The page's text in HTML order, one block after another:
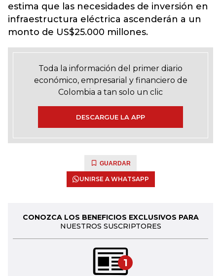
estima que las necesidades de inversión en
infraestructura eléctrica ascenderán a un
monto de US$25.000 millones.
Toda la información del primer diario
económico, empresarial y financiero de
Colombia a tan solo un clic
DESCARGUE LA APP
GUARDAR
UNIRSE A WHATSAPP
CONOZCA LOS BENEFICIOS EXCLUSIVOS PARA
NUESTROS SUSCRIPTORES
1